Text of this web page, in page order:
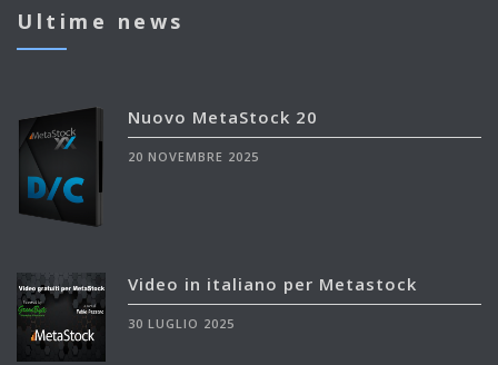
Ultime news
Nuovo MetaStock 20
20 NOVEMBRE 2025
Video in italiano per Metastock
30 LUGLIO 2025